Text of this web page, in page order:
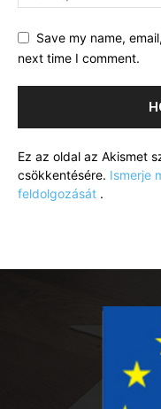
Save my name,
next time I comment.
Ez az oldal az Akismet
csökkentésére. Ismerje
feldolgozását .